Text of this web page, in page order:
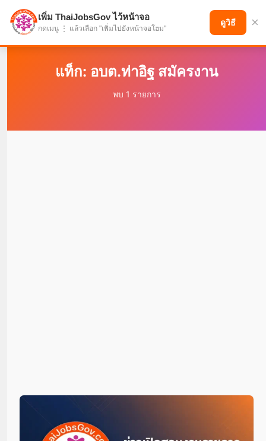
แบ่งปันโอกาส เพื่ออนาคตที่ก้าวหน้า
แท็ก: อบต.ท่าอิฐ สมัครงาน
พบ 1 รายการ
เพิ่ม ThaiJobsGov ไว้หน้าจอ
กดเมนู ⋮ แล้วเลือก "เพิ่มไปยังหน้าจอโฮม"
ดูวิธี ×